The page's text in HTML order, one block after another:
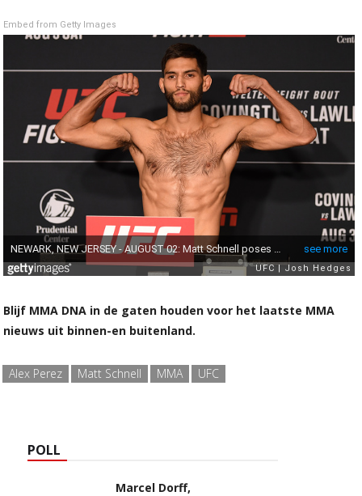
Embed from Getty Images
Blijf MMA DNA in de gaten houden voor het laatste MMA
nieuws uit binnen-en buitenland.
Alex Perez Matt Schnell MMA UFC
POLL
Marcel Dorff,